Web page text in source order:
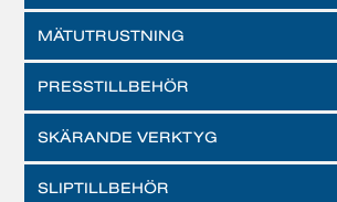
MÄTUTRUSTNING
PRESSTILLBEHÖR
SKÄRANDE VERKTYG
SLIPTILLBEHÖR